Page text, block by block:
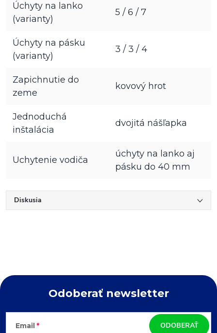
Úchyty na lanko
(varianty)
5 / 6 / 7
Úchyty na pásku
(varianty)
3 / 3 / 4
Zapichnutie do
zeme
kovový hrot
Jednoduchá
inštalácia
dvojitá nášľapka
Uchytenie vodiča
úchyty na lanko aj
pásku do 40 mm
Diskusia
Z
Odoberať newsletter
Email ODOBERAŤ